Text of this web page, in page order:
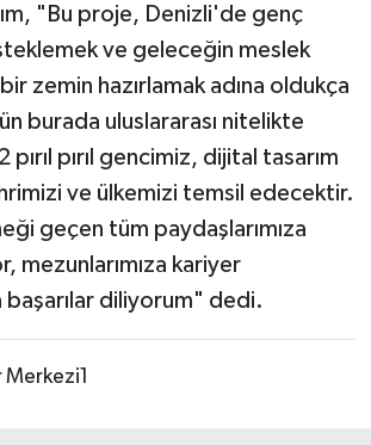
"Bu proje, Denizli'de genç
ve geleceğin meslek
zemin hazırlamak adına oldukça
burada uluslararası nitelikte
pırıl gencimiz, dijital tasarım
ve ülkemizi temsil edecektir.
geçen tüm paydaşlarımıza
mezunlarımıza kariyer
başarılar diliyorum" dedi.
Merkezi1